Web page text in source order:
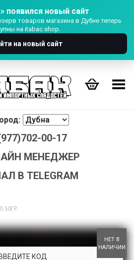
появился новый сайт
товаров магазина в Дубне теперь
на itabac.shop.
на новый сайт
Переключить Меню
00-17
МЕНЕДЖЕР
В TELEGRAM
50ГР.
НЕТ В
НАЛИЧИИ
ВВЕДИТЕ КОД